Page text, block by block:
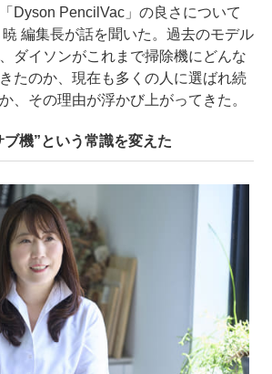
Dyson PencilVac」の良さについて
編集長が話を聞いた。過去のモデル
ダイソンがこれまで掃除機にどんな
たのか、現在も多くの人に選ばれ続
、その理由が浮かび上がってきた。
ブ機”という常識を変えた